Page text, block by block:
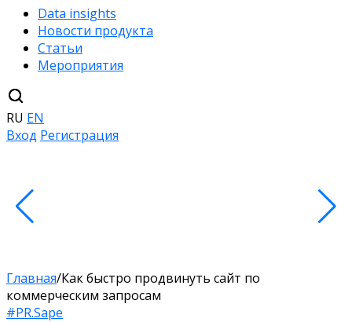
Data insights
Новости продукта
Статьи
Мероприятия
RU EN
Вход Регистрация
Главная/Как быстро продвинуть сайт по
коммерческим запросам
#PR.Sape